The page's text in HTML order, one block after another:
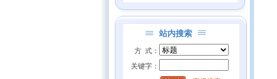
站内搜索
方 式：
关键字：